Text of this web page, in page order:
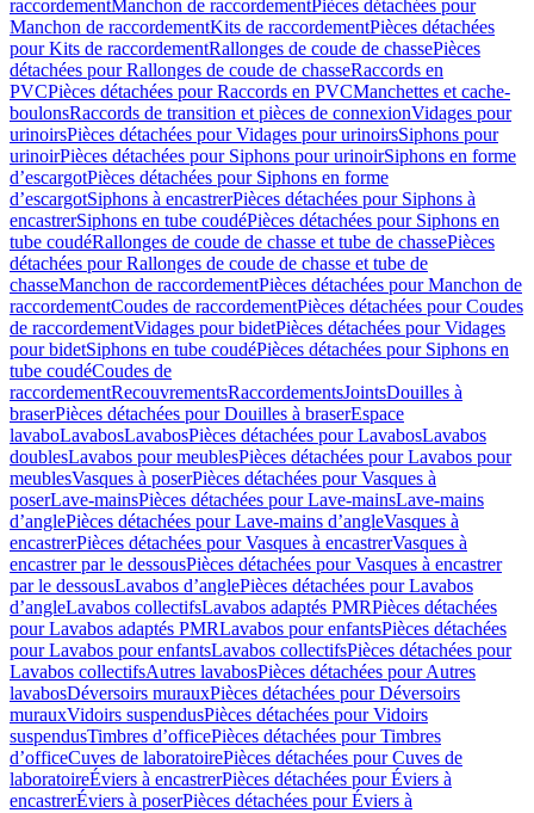
raccordementManchon de raccordementPièces détachées pour
Manchon de raccordementKits de raccordementPièces détachées
pour Kits de raccordementRallonges de coude de chassePièces
détachées pour Rallonges de coude de chasseRaccords en
PVCPièces détachées pour Raccords en PVCManchettes et cache-
boulonsRaccords de transition et pièces de connexionVidages pour
urinoirsPièces détachées pour Vidages pour urinoirsSiphons pour
urinoirPièces détachées pour Siphons pour urinoirSiphons en forme
d’escargotPièces détachées pour Siphons en forme
d’escargotSiphons à encastrerPièces détachées pour Siphons à
encastrerSiphons en tube coudéPièces détachées pour Siphons en
tube coudéRallonges de coude de chasse et tube de chassePièces
détachées pour Rallonges de coude de chasse et tube de
chasseManchon de raccordementPièces détachées pour Manchon de
raccordementCoudes de raccordementPièces détachées pour Coudes
de raccordementVidages pour bidetPièces détachées pour Vidages
pour bidetSiphons en tube coudéPièces détachées pour Siphons en
tube coudéCoudes de
raccordementRecouvrementsRaccordementsJointsDouilles à
braserPièces détachées pour Douilles à braserEspace
lavaboLavabosLavabosPièces détachées pour LavabosLavabos
doublesLavabos pour meublesPièces détachées pour Lavabos pour
meublesVasques à poserPièces détachées pour Vasques à
poserLave-mainsPièces détachées pour Lave-mainsLave-mains
d’anglePièces détachées pour Lave-mains d’angleVasques à
encastrerPièces détachées pour Vasques à encastrerVasques à
encastrer par le dessousPièces détachées pour Vasques à encastrer
par le dessousLavabos d’anglePièces détachées pour Lavabos
d’angleLavabos collectifsLavabos adaptés PMRPièces détachées
pour Lavabos adaptés PMRLavabos pour enfantsPièces détachées
pour Lavabos pour enfantsLavabos collectifsPièces détachées pour
Lavabos collectifsAutres lavabosPièces détachées pour Autres
lavabosDéversoirs murauxPièces détachées pour Déversoirs
murauxVidoirs suspendusPièces détachées pour Vidoirs
suspendusTimbres dʼofficePièces détachées pour Timbres
dʼofficeCuves de laboratoirePièces détachées pour Cuves de
laboratoireÉviers à encastrerPièces détachées pour Éviers à
encastrerÉviers à poserPièces détachées pour Éviers à